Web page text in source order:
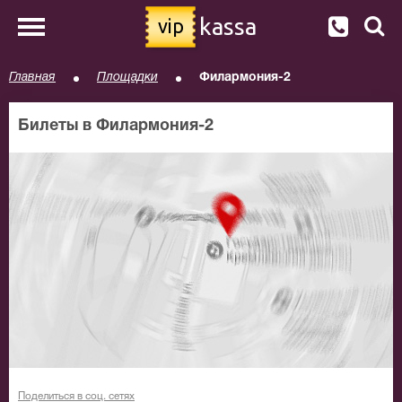
vip kassa
Главная Площадки Филармония-2
Билеты в Филармония-2
Поделиться в соц. сетях